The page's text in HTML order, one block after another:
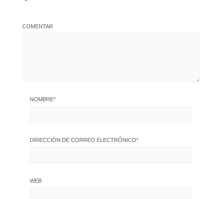
COMENTAR
NOMBRE*
DIRECCIÓN DE CORREO ELECTRÓNICO*
WEB